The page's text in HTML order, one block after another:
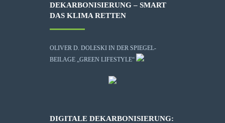
DEKARBONISIERUNG – SMART
DAS KLIMA RETTEN
OLIVER D. DOLESKI IN DER SPIEGEL-
BEILAGE „GREEN LIFESTYLE“
DIGITALE DEKARBONISIERUNG: